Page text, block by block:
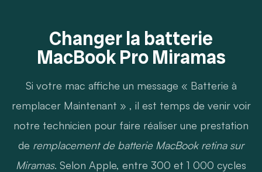
Changer la batterie
MacBook Pro Miramas
Si votre mac affiche un message « Batterie à
remplacer Maintenant » , il est temps de venir voir
notre technicien pour faire réaliser une prestation
de remplacement de batterie MacBook retina sur
Miramas. Selon Apple, entre 300 et 1 000 cycles